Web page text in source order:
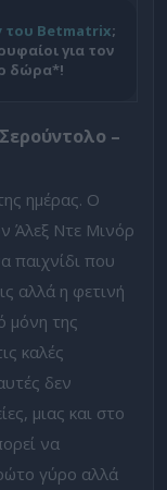
του Betmatrix;
για τον
δώρα*!
–
ημέρας. Ο
Άλεξ Ντε Μινόρ
παιχνίδι που
αλλά η φετινή
μόνη της
καλές
δεν
μιας και στο
να
γύρο αλλά